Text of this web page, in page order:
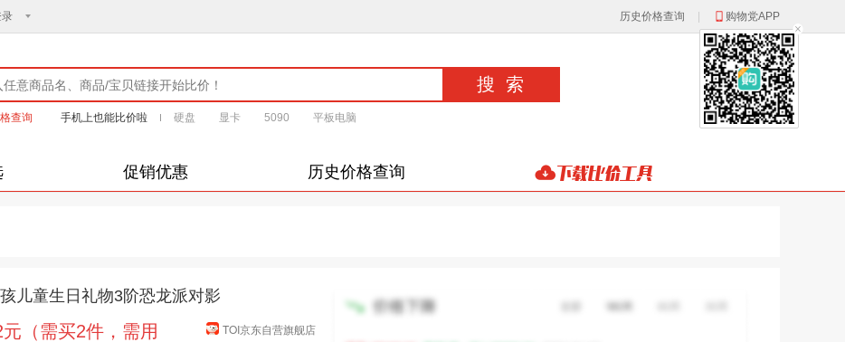
录 历史价格查询 购物党APP
查询 手机上也能比价啦 硬盘 显卡 5090 平板电脑
促销优惠 历史价格查询
儿童生日礼物3阶恐龙派对影
（需买2件，需用
TOI京东自营旗舰店